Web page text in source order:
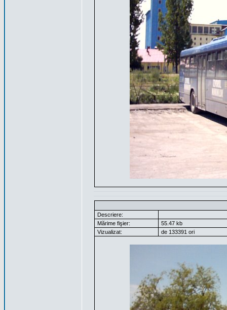
Descriere:
Mărime fişier:
55.47 kb
Vizualizat:
de 133391 ori